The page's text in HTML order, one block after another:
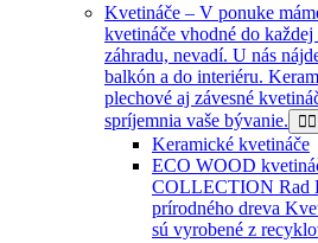
Kvetináče – V ponuke
kvetináče vhodné do
záhradu, nevadí. U nás
balkón a do interiéru.
plechové aj závesné
spríjemnia vaše bývanie.
Keramické kvetináče
ECO WOOD
COLLECTION Rad
prírodného dreva
sú vyrobené z